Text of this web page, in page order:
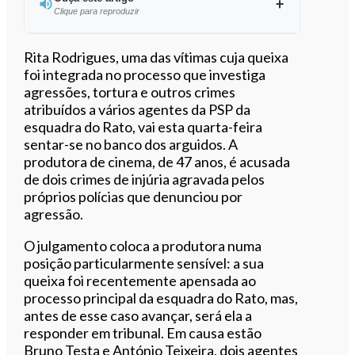
Clique para reproduzir
0:00
Rita Rodrigues, uma das vítimas cuja queixa
foi integrada no processo que investiga
agressões, tortura e outros crimes
atribuídos a vários agentes da PSP da
esquadra do Rato, vai esta quarta-feira
sentar-se no banco dos arguidos. A
produtora de cinema, de 47 anos, é acusada
de dois crimes de injúria agravada pelos
próprios polícias que denunciou por
agressão.
O julgamento coloca a produtora numa
posição particularmente sensível: a sua
queixa foi recentemente apensada ao
processo principal da esquadra do Rato, mas,
antes de esse caso avançar, será ela a
responder em tribunal. Em causa estão
Bruno Testa e António Teixeira, dois agentes